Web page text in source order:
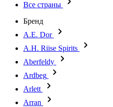
Все страны
Бренд
A.E. Dor
A.H. Riise Spirits
Aberfeldy
Ardbeg
Arlett
Arran